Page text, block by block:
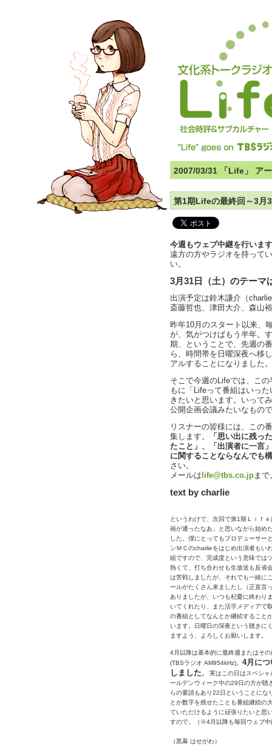
2007/03/31 「Life」 ア
第1期Lifeの最終回～3月
今週もウェブ中継を行いま
遠方の方やラジオを持って
い。
3月31日（土）のテーマ
出演予定は鈴木謙介（
斎藤哲也、津田大介、森山
昨年10月のスタート以来、
が、気がつけばもう半年。
期、ということで、先週の
ら、時間帯を日曜深夜へ移
アルすることになりました。
そこで今週のLifeでは、こ
もに「Lifeって番組はいっ
きたいと思います。いって
公開企画会議みたいなもの
リスナーの皆様には、この
集します。
「思い出に残っ
たこと」、「出演者に一言
に関することならなんでも
さい。
メールは life@tbs.co.jpまで
text by charlie
というわけで、次回で第1期Ｌｉｆ
画が通ったなあ」と思いながら始め
した。僕にとってもプロデューサー
ンＭＣのcharlieをはじめ出演者もい
組ですので、完成度という意味では
熱くて、打ち合わせも生放送も反省
は苦戦しましたが、それでも一緒に
ールがたくさん来ましたし（正直言
ありましたが、いつも杞憂に終わり
いてくれたり、また活字メディアで
の番組としてなんとか継続すること
います。日曜日の深夜という聴きに
ますよう、よろしくお願いします。
4月以降は基本的に最終週またはそ
(TBSラジオ AM954kHz)。 4月に
しました。
実はこの日はスペシ
ールデンウィーク中の29日の方が聴
らの要請もあり22日ということにな
とか数字を残せたことも番組継続の
ていただけるように頑張りたいと思
すので。（※4月以降も毎回ウェブ
（黒幕 はせがわ）